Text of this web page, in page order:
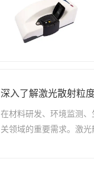
深入了解激光散射粒
在材料研发、环境监测
关领域的重要需求。激